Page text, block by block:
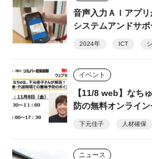
音声入力ＡＩアプ
システムアンドサ
2024年 ICT
イベント
【11/8 web】なち
防の無料オンライ
における腰痛予防
下元佳子 人材確保
ニュース